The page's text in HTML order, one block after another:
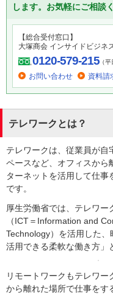
します。お気軽にご相談
【総合受付窓口】
大塚商会 インサイドビジネ
0120-579-215（平
お問い合わせ 資料請
テレワークとは？
テレワークは、従業員が自
ペースなど、オフィスから
ターネットを活用して仕事
です。
厚生労働省では、テレワー
（ICT＝Information and
Technology）を活用した、
活用できる柔軟な働き方」
リモートワークもテレワー
から離れた場所で仕事をす